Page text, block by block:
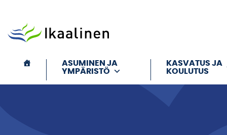
ASUMINEN JA
YMPÄRISTÖ
KASVATUS JA
KOULUTUS